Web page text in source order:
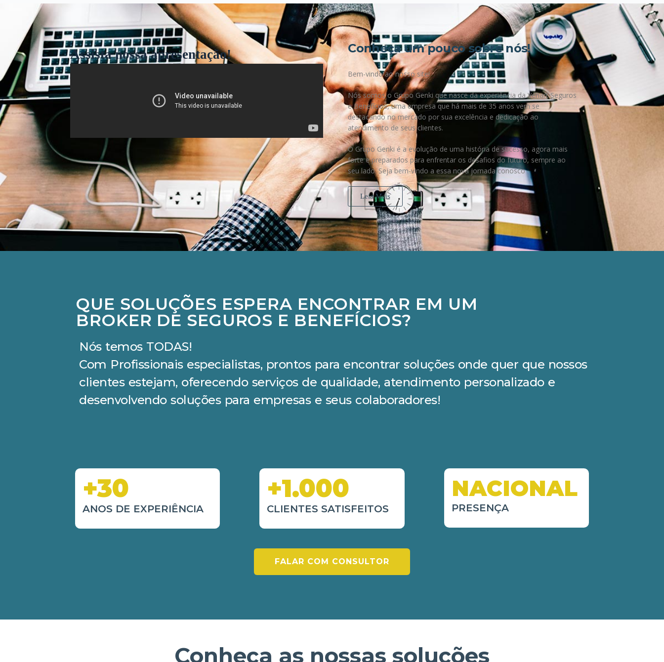
Assista nossa apresentação! Conheça um pouco sobre nós!
Bem-vindo ao nosso site!
Nós somos o Grupo Genki que nasce da experiência da Venart Seguros
e Benefícios, uma empresa que há mais de 35 anos vem se
destacando no mercado por sua excelência e dedicação ao
atendimento de seus clientes.
O Grupo Genki é a evolução de uma história de sucesso, agora mais
forte e preparados para enfrentar os desafios do futuro, sempre ao
seu lado. Seja bem-vindo a essa nova jornada conosco
Leia Mais
QUE SOLUÇÕES ESPERA ENCONTRAR EM UM
BROKER DE SEGUROS E BENEFÍCIOS?
Nós temos TODAS!
Com Profissionais especialistas, prontos para encontrar soluções onde quer que nossos
clientes estejam, oferecendo serviços de qualidade, atendimento personalizado e
desenvolvendo soluções para empresas e seus colaboradores!
+30
ANOS DE EXPERIÊNCIA
+1.000
CLIENTES SATISFEITOS
NACIONAL
PRESENÇA
FALAR COM CONSULTOR
Conheça as nossas soluções